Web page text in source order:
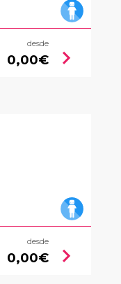
desde
0,00€ chevron_right
desde
0,00€ chevron_right